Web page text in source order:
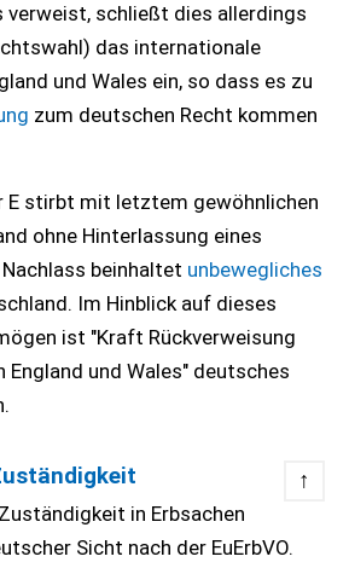
verweist, schließt dies allerdings
das internationale
und Wales ein, so dass es zu
zum deutschen Recht kommen
E stirbt mit letztem gewöhnlichen
ohne Hinterlassung eines
beinhaltet unbewegliches
Im Hinblick auf dieses
ist "Kraft Rückverweisung
England und Wales" deutsches
↑
in Erbsachen
Sicht nach der EuErbVO.